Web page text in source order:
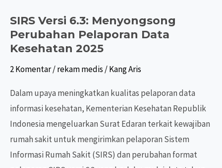
SIRS Versi 6.3: Menyongsong
Perubahan Pelaporan Data
Kesehatan 2025
2 Komentar/rekam medis /Kang Aris
Dalam upaya meningkatkan kualitas pelaporan data
informasi kesehatan, Kementerian Kesehatan Republik
Indonesia mengeluarkan Surat Edaran terkait kewajiban
rumah sakit untuk mengirimkan pelaporan Sistem
Informasi Rumah Sakit (SIRS) dan perubahan format